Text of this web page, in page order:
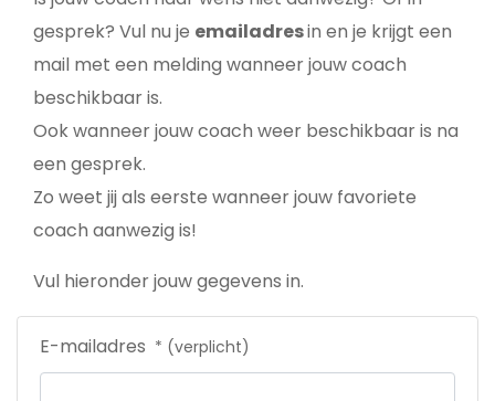
gesprek? Vul nu je emailadresin en je krijgt een
mail met een melding wanneer jouw coach
beschikbaar is.
Ook wanneer jouw coach weer beschikbaar is na
een gesprek.
Zo weet jij als eerste wanneer jouw favoriete
coach aanwezig is!
Vul hieronder jouw gegevens in.
E-mailadres * (verplicht)